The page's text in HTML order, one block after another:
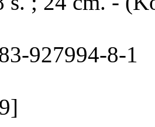
927994-8-1